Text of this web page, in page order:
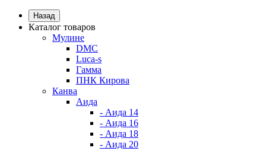
Назад
Каталог товаров
Мулине
DMC
Luca-s
Гамма
ПНК Кирова
Канва
Аида
- Аида 14
- Аида 16
- Аида 18
- Аида 20